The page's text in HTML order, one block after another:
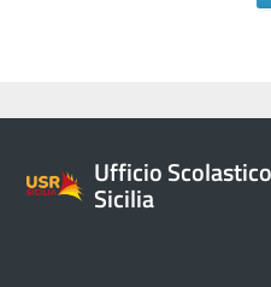
Ufficio
Sicilia